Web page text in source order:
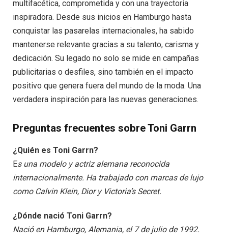
multifacética, comprometida y con una trayectoria
inspiradora. Desde sus inicios en Hamburgo hasta
conquistar las pasarelas internacionales, ha sabido
mantenerse relevante gracias a su talento, carisma y
dedicación. Su legado no solo se mide en campañas
publicitarias o desfiles, sino también en el impacto
positivo que genera fuera del mundo de la moda. Una
verdadera inspiración para las nuevas generaciones.
Preguntas frecuentes sobre Toni Garrn
¿Quién es Toni Garrn?
Es una modelo y actriz alemana reconocida
internacionalmente. Ha trabajado con marcas de lujo
como Calvin Klein, Dior y Victoria’s Secret.
¿Dónde nació Toni Garrn?
Nació en Hamburgo, Alemania, el 7 de julio de 1992.